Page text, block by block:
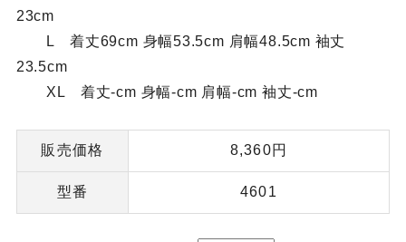
23cm
L 着丈69cm 身幅53.5cm 肩幅48.5cm 袖丈
23.5cm
XL 着丈-cm 身幅-cm 肩幅-cm 袖丈-cm
販売価格 8,360円
型番 4601